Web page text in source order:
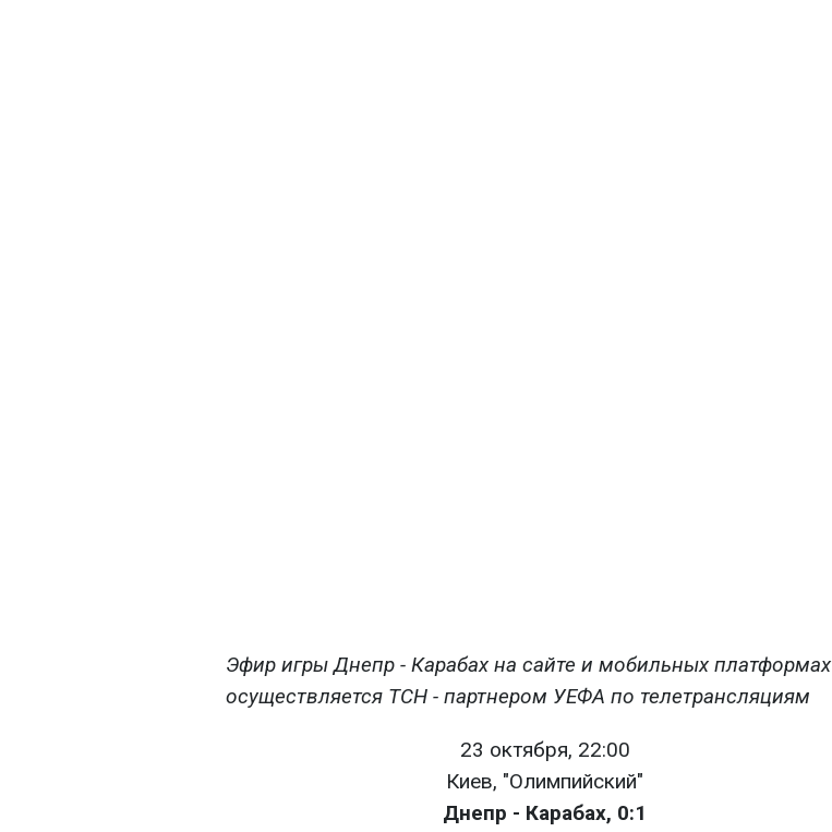
Эфир игры Днепр - Карабах на сайте и мобильных платформах
осуществляется ТСН - партнером УЕФА по телетрансляциям
23 октября, 22:00
Киев, "Олимпийский"
Днепр - Карабах, 0:1